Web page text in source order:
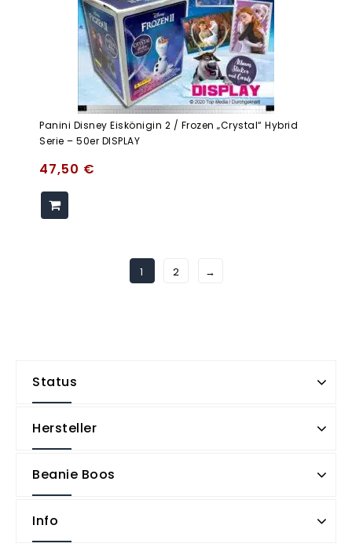
Panini Disney Eiskönigin 2 / Frozen „Crystal“ Hybrid
Serie – 50er DISPLAY
47,50 €
1 2 →
Status
Hersteller
Beanie Boos
Info